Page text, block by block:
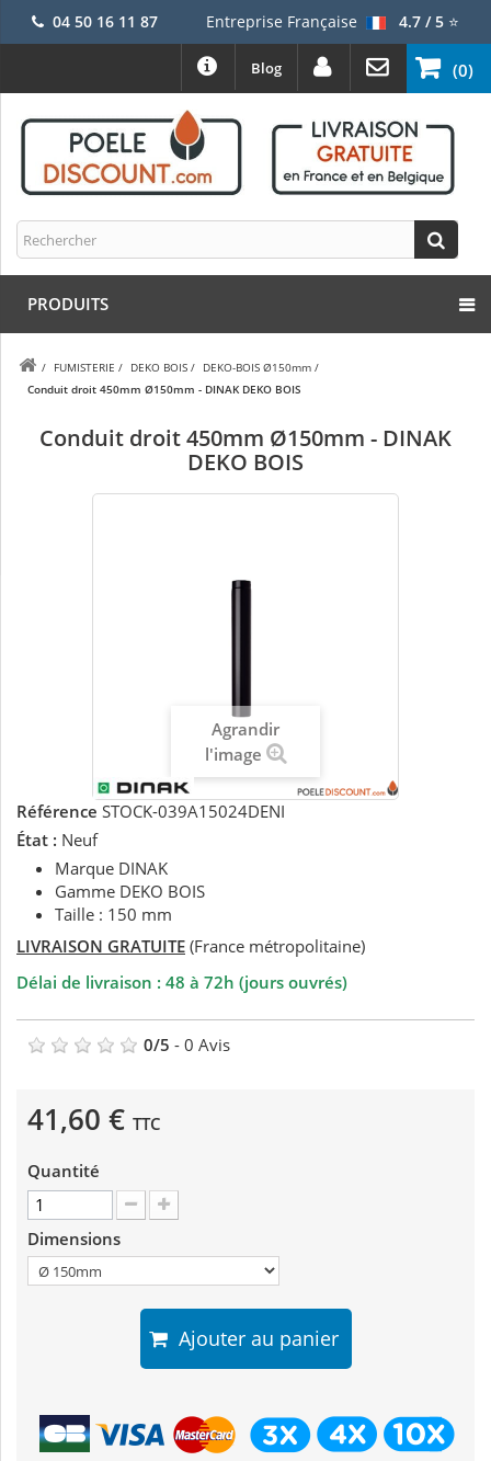
04 50 16 11 87 Entreprise Française 4.7 / 5⭐
(0)
Blog
PRODUITS
/ FUMISTERIE / DEKO BOIS / DEKO-BOIS Ø150mm /
Conduit droit 450mm Ø150mm - DINAK DEKO BOIS
Conduit droit 450mm Ø150mm - DINAK
DEKO BOIS
Agrandir
l'image
Référence STOCK-039A15024DENI
État : Neuf
Marque DINAK
Gamme DEKO BOIS
Taille : 150 mm
LIVRAISON GRATUITE (France métropolitaine)
Délai de livraison : 48 à 72h (jours ouvrés)
0/5 - 0 Avis
41,60 € TTC
Quantité
Dimensions
Ajouter au panier